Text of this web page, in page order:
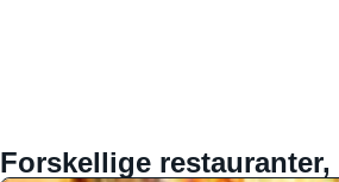
Forskellige restauranter,